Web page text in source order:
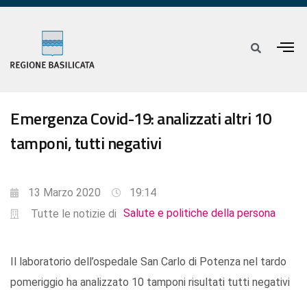
Emergenza Covid-19: analizzati altri 10
tamponi, tutti negativi
13 Marzo 2020
19:14
Tutte le notizie di Salute e politiche della persona
Il laboratorio dell’ospedale San Carlo di Potenza nel tardo
pomeriggio ha analizzato 10 tamponi risultati tutti negativi